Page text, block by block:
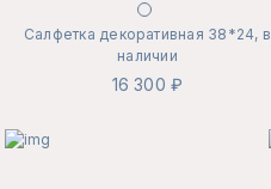
Салфетка декоративная 38*24, в
наличии
16 300 ₽